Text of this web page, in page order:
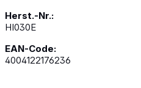
Herst.-Nr.:
HI030E
EAN-Code:
4004122176236